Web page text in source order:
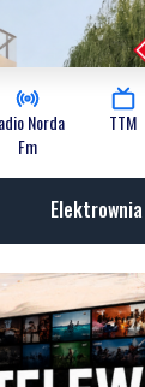
Norda
Fm
TTM